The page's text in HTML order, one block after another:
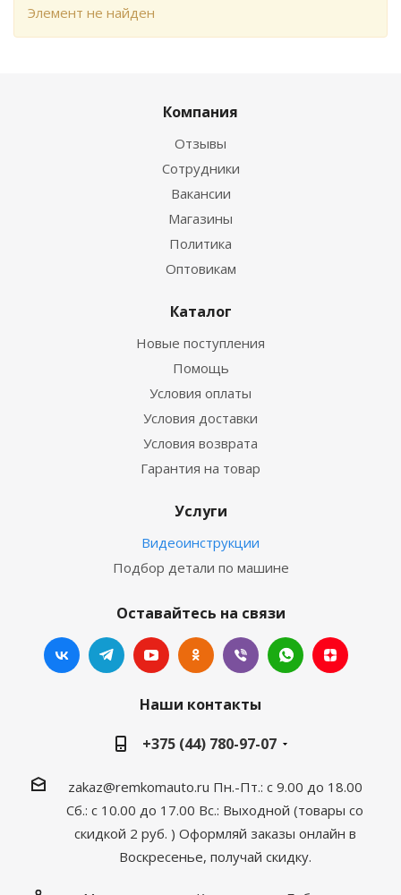
Элемент не найден
Компания
Отзывы
Сотрудники
Вакансии
Магазины
Политика
Оптовикам
Каталог
Новые поступления
Помощь
Условия оплаты
Условия доставки
Условия возврата
Гарантия на товар
Услуги
Видеоинструкции
Подбор детали по машине
Оставайтесь на связи
Наши контакты
+375 (44) 780-97-07
zakaz@remkomauto.ru Пн.-Пт.: с 9.00 до 18.00
Сб.: с 10.00 до 17.00 Вс.: Выходной (товары со
скидкой 2 руб. ) Оформляй заказы онлайн в
Воскресенье, получай скидку.